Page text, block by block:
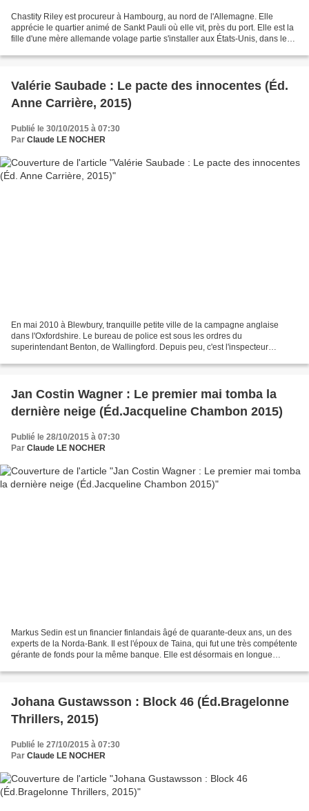
Chastity Riley est procureur à Hambourg, au nord de l'Allemagne. Elle
apprécie le quartier animé de Sankt Pauli où elle vit, près du port. Elle est la
fille d'une mère allemande volage partie s'installer aux États-Unis, dans le
Valérie Saubade : Le pacte des innocentes (Éd.
Anne Carrière, 2015)
Publié le 30/10/2015 à 07:30
Par Claude LE NOCHER
En mai 2010 à Blewbury, tranquille petite ville de la campagne anglaise
dans l'Oxfordshire. Le bureau de police est sous les ordres du
superintendant Benton, de Wallingford. Depuis peu, c'est l'inspecteur
Jan Costin Wagner : Le premier mai tomba la
dernière neige (Éd.Jacqueline Chambon 2015)
Publié le 28/10/2015 à 07:30
Par Claude LE NOCHER
Markus Sedin est un financier finlandais âgé de quarante-deux ans, un des
experts de la Norda-Bank. Il est l'époux de Taina, qui fut une très compétente
gérante de fonds pour la même banque. Elle est désormais en longue
Johana Gustawsson : Block 46 (Éd.Bragelonne
Thrillers, 2015)
Publié le 27/10/2015 à 07:30
Par Claude LE NOCHER